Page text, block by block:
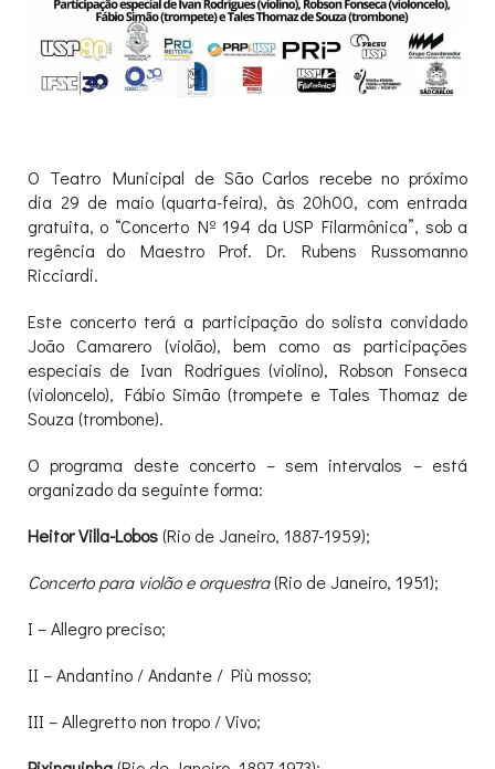
O Teatro Municipal de São Carlos recebe no próximo
dia 29 de maio (quarta-feira), às 20h00, com entrada
gratuita, o “Concerto Nº 194 da USP Filarmônica”, sob a
regência do Maestro Prof. Dr. Rubens Russomanno
Ricciardi.
Este concerto terá a participação do solista convidado
João Camarero (violão), bem como as participações
especiais de Ivan Rodrigues (violino), Robson Fonseca
(violoncelo), Fábio Simão (trompete e Tales Thomaz de
Souza (trombone).
O programa deste concerto – sem intervalos – está
organizado da seguinte forma:
Heitor Villa-Lobos(Rio de Janeiro, 1887-1959);
Concerto para violão e orquestra(Rio de Janeiro, 1951);
I – Allegro preciso;
II – Andantino / Andante / Più mosso;
III – Allegretto non tropo / Vivo;